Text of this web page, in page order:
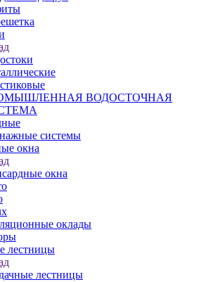
ВОДОСТОЧНАЯ
системы
окна
окна
оклады
лестницы
лестницы